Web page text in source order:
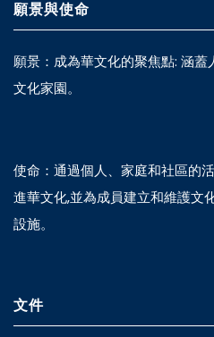
願景與使命
願景：成為華文化的聚焦點: 涵蓋
文化家園。
使命：通過個人、家庭和社區的
進華文化,並為成員建立和維護文
設施。
文件